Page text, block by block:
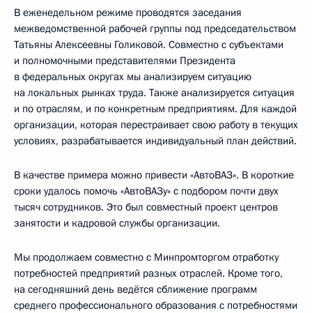
В еженедельном режиме проводятся заседания
межведомственной рабочей группы под председательством
Татьяны Алексеевны Голиковой. Совместно с субъектами
и полномочными представителями Президента
в федеральных округах мы анализируем ситуацию
на локальных рынках труда. Также анализируется ситуация
и по отраслям, и по конкретным предприятиям. Для каждой
организации, которая перестраивает свою работу в текущих
условиях, разрабатывается индивидуальный план действий.
В качестве примера можно привести «АвтоВАЗ». В короткие
сроки удалось помочь «АвтоВАЗу» с подбором почти двух
тысяч сотрудников. Это был совместный проект центров
занятости и кадровой службы организации.
Мы продолжаем совместно с Минпромторгом отработку
потребностей предприятий разных отраслей. Кроме того,
на сегодняшний день ведётся сближение программ
среднего профессионального образования с потребностями